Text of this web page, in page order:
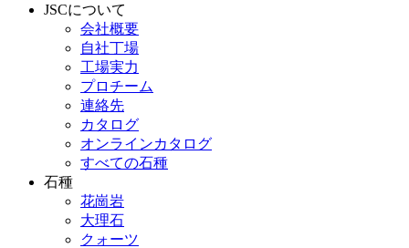
JSCについて
会社概要
自社丁場
工場実力
プロチーム
連絡先
カタログ
オンラインカタログ
すべての石種
石種
花崗岩
大理石
クォーツ